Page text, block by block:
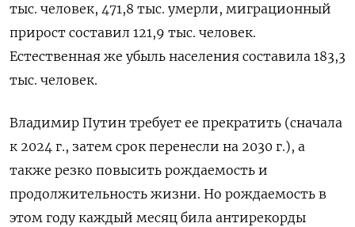
тыс. человек, 471,8 тыс. умерли, миграционный
прирост составил 121,9 тыс. человек.
Естественная же убыль населения составила 183,3
тыс. человек.
Владимир Путин требует ее прекратить (сначала
к 2024 г., затем срок перенесли на 2030 г.), а
также резко повысить рождаемость и
продолжительность жизни. Но рождаемость в
этом году каждый месяц била антирекорды